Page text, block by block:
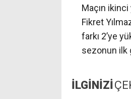
Maçın ikinci
Fikret
farkı 2’ye
sezonun ilk
İLGİNİZİ